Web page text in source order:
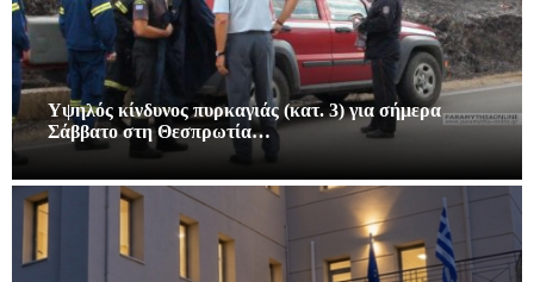
Υψηλός κίνδυνος πυρκαγιάς (κατ. 3) για σήμερα
Σάββατο στη Θεσπρωτία…